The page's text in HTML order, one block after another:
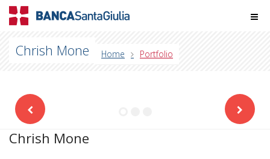
Chrish Mone Home Portfolio
Chrish Mone